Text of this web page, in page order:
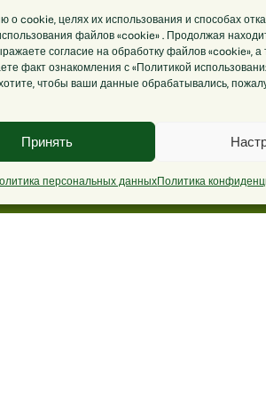
о cookie, целях их использования и способах
файлов «cookie» . Продолжая
согласие на обработку файлов «cookie», а
факт ознакомления с «Политикой
чтобы ваши данные обрабатывались,
Принять
персональных данныхПолитика